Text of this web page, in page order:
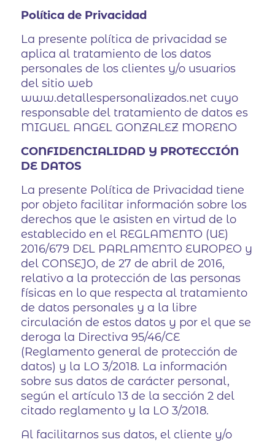
Política de Privacidad
La presente política de privacidad se
aplica al tratamiento de los datos
personales de los clientes y/o usuarios
del sitio web
www.detallespersonalizados.net cuyo
responsable del tratamiento de datos es
MIGUEL ANGEL GONZALEZ MORENO
CONFIDENCIALIDAD Y PROTECCIÓN
DE DATOS
La presente Política de Privacidad tiene
por objeto facilitar información sobre los
derechos que le asisten en virtud de lo
establecido en el REGLAMENTO (UE)
2016/679 DEL PARLAMENTO EUROPEO y
del CONSEJO, de 27 de abril de 2016,
relativo a la protección de las personas
físicas en lo que respecta al tratamiento
de datos personales y a la libre
circulación de estos datos y por el que se
deroga la Directiva 95/46/CE
(Reglamento general de protección de
datos) y la LO 3/2018. La información
sobre sus datos de carácter personal,
según el artículo 13 de la sección 2 del
citado reglamento y la LO 3/2018.
Al facilitarnos sus datos, el cliente y/o